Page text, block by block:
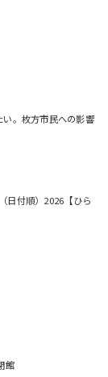
。枚方市民への影響
日付順）2026【ひら
館